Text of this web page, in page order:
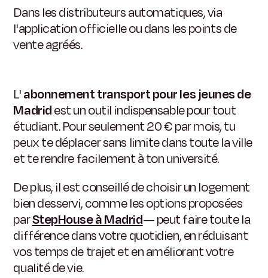
Dans les distributeurs automatiques, via
l'application officielle ou dans les points de
vente agréés.
L'abonnement transport pour les jeunes de
Madridest un outil indispensable pour tout
étudiant. Pour seulement 20 € par mois, tu
peux te déplacer sans limite dans toute la ville
et te rendre facilement à ton université.
De plus, il est conseillé de choisir un logement
bien desservi, comme les options proposées
parStepHouse à Madrid— peut faire toute la
différence dans votre quotidien, en réduisant
vos temps de trajet et en améliorant votre
qualité de vie.